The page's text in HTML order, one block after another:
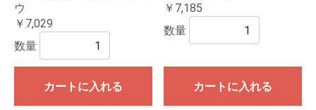
ウ
￥7,029
数量
カートに入れる
￥7,185
数量
カートに入れる